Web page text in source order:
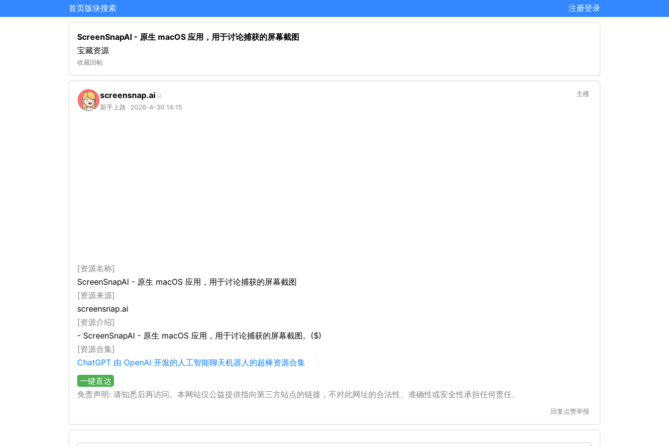
首页版块搜索 注册登录
ScreenSnapAI - 原生 macOS 应用，用于讨论捕获的屏幕截图
宝藏资源
收藏回帖
screensnap.ai
新手上路 2026-4-30 14:15
主楼
[资源名称]
ScreenSnapAI - 原生 macOS 应用，用于讨论捕获的屏幕截图
[资源来源]
screensnap.ai
[资源介绍]
- ScreenSnapAI - 原生 macOS 应用，用于讨论捕获的屏幕截图。($)
[资源合集]
ChatGPT 由 OpenAI 开发的人工智能聊天机器人的超棒资源合集
一键直达
免责声明: 请知悉后再访问。本网站仅公益提供指向第三方站点的链接，不对此网址的合法性、准确性或安全性承担任何责任。
回复 点赞举报